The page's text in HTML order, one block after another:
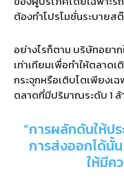
ต้องทำโปรโมชั่นระบายส
อย่างไรก็ตาม บริษัทอยา
เท่าเทียมเพื่อทำให้ตลาด
กระจุกหรือเติบโตเพียงเ
ตลาดที่มีปริมาณระดับ1
“การผลักดันให้ป
การส่งออกได้นั้
ให้มีค